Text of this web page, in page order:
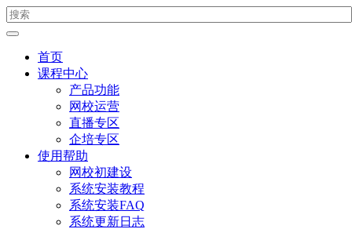
首页
课程中心
产品功能
网校运营
直播专区
企培专区
使用帮助
网校初建设
系统安装教程
系统安装FAQ
系统更新日志